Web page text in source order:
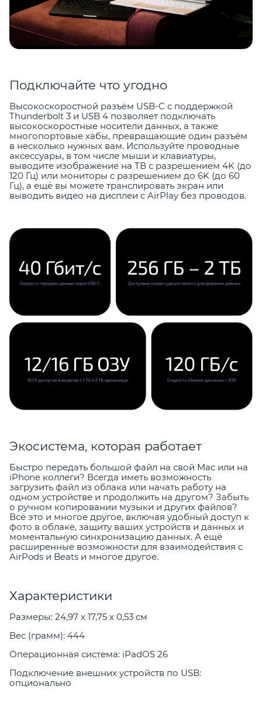
Подключайте что угодно
Высокоскоростной разъём USB-C с поддержкой
Thunderbolt 3 и USB 4 позволяет подключать
высокоскоростные носители данных, а также
многопортовые хабы, превращающие один разъём
в несколько нужных вам. Используйте проводные
аксессуары, в том числе мыши и клавиатуры,
выводите изображение на ТВ с разрешением 4K (до
120 Гц) или мониторы с разрешением до 6K (до 60
Гц), а ещё вы можете транслировать экран или
выводить видео на дисплеи с AirPlay без проводов.
Экосистема, которая работает
Быстро передать большой файл на свой Mac или на
iPhone коллеги? Всегда иметь возможность
загрузить файл из облака или начать работу на
одном устройстве и продолжить на другом? Забыть
о ручном копировании музыки и других файлов?
Всё это и многое другое, включая удобный доступ к
фото в облаке, защиту ваших устройств и данных и
моментальную синхронизацию данных. А ещё
расширенные возможности для взаимодействия с
AirPods и Beats и многое другое.
Характеристики
Размеры: 24,97 x 17,75 x 0,53 см
Вес (грамм): 444
Операционная система: iPadOS 26
Подключение внешних устройств по USB:
опционально